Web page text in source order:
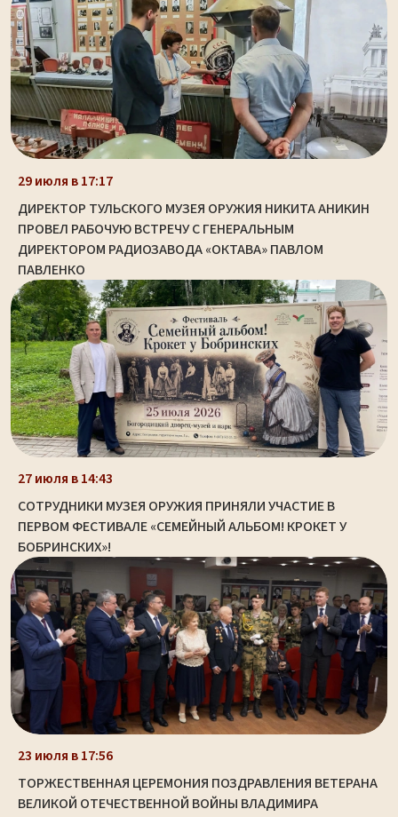
29 июля в 17:17
ДИРЕКТОР ТУЛЬСКОГО МУЗЕЯ ОРУЖИЯ НИКИТА АНИКИН
ПРОВЕЛ РАБОЧУЮ ВСТРЕЧУ С ГЕНЕРАЛЬНЫМ
ДИРЕКТОРОМ РАДИОЗАВОДА «ОКТАВА» ПАВЛОМ
ПАВЛЕНКО
27 июля в 14:43
СОТРУДНИКИ МУЗЕЯ ОРУЖИЯ ПРИНЯЛИ УЧАСТИЕ В
ПЕРВОМ ФЕСТИВАЛЕ «СЕМЕЙНЫЙ АЛЬБОМ! КРОКЕТ У
БОБРИНСКИХ»!
23 июля в 17:56
ТОРЖЕСТВЕННАЯ ЦЕРЕМОНИЯ ПОЗДРАВЛЕНИЯ ВЕТЕРАНА
ВЕЛИКОЙ ОТЕЧЕСТВЕННОЙ ВОЙНЫ ВЛАДИМИРА